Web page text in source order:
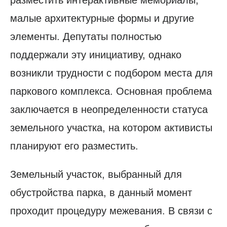
малые архитектурные формы и другие
элементы. Депутаты полностью
поддержали эту инициативу, однако
возникли трудности с подбором места для
паркового комплекса. Основная проблема
заключается в неопределенности статуса
земельного участка, на котором активисты
планируют его разместить.
Земельный участок, выбранный для
обустройства парка, в данный момент
проходит процедуру межевания. В связи с